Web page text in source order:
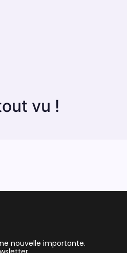
vu !
nouvelle importante.